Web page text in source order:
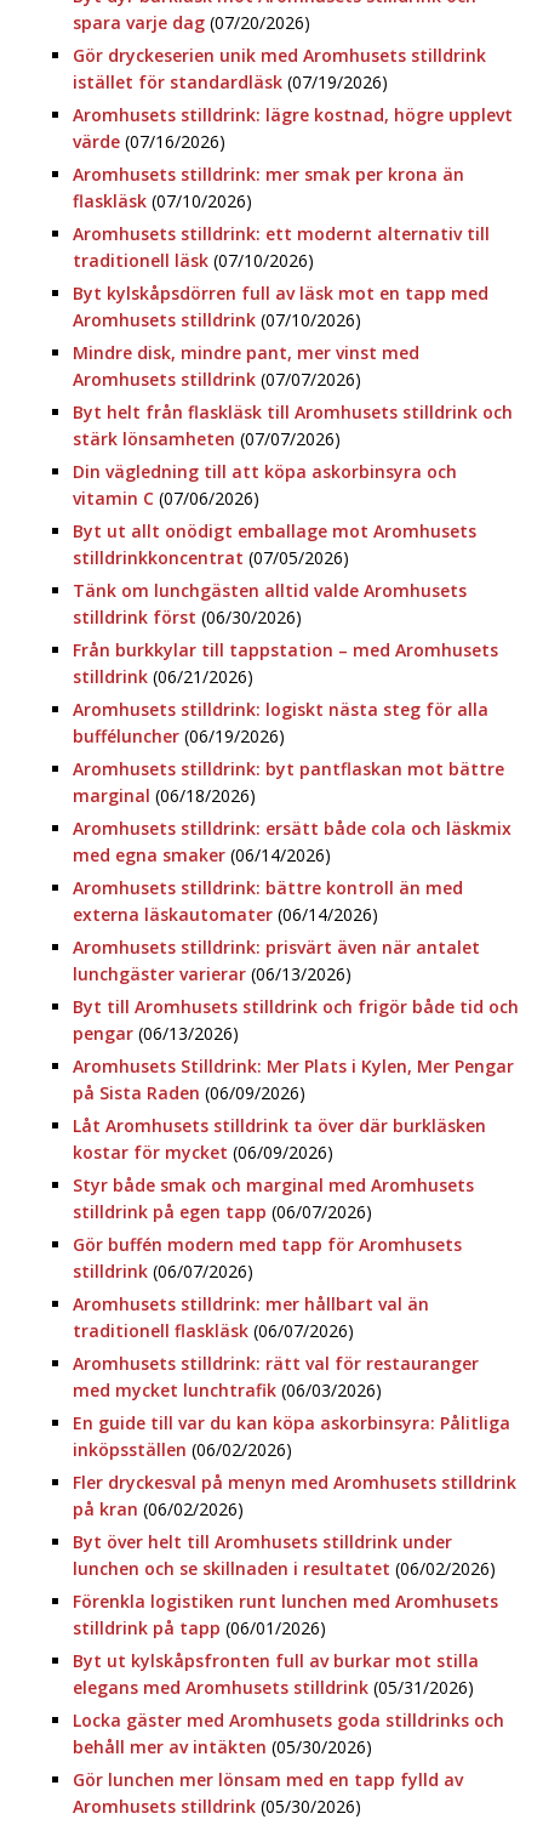
spara varje dag (07/20/2026)
Gör dryckeserien unik med Aromhusets stilldrink
istället för standardläsk (07/19/2026)
Aromhusets stilldrink: lägre kostnad, högre upplevt
värde (07/16/2026)
Aromhusets stilldrink: mer smak per krona än
flaskläsk (07/10/2026)
Aromhusets stilldrink: ett modernt alternativ till
traditionell läsk (07/10/2026)
Byt kylskåpsdörren full av läsk mot en tapp med
Aromhusets stilldrink (07/10/2026)
Mindre disk, mindre pant, mer vinst med
Aromhusets stilldrink (07/07/2026)
Byt helt från flaskläsk till Aromhusets stilldrink och
stärk lönsamheten (07/07/2026)
Din vägledning till att köpa askorbinsyra och
vitamin C (07/06/2026)
Byt ut allt onödigt emballage mot Aromhusets
stilldrinkkoncentrat (07/05/2026)
Tänk om lunchgästen alltid valde Aromhusets
stilldrink först (06/30/2026)
Från burkkylar till tappstation – med Aromhusets
stilldrink (06/21/2026)
Aromhusets stilldrink: logiskt nästa steg för alla
bufféluncher (06/19/2026)
Aromhusets stilldrink: byt pantflaskan mot bättre
marginal (06/18/2026)
Aromhusets stilldrink: ersätt både cola och läskmix
med egna smaker (06/14/2026)
Aromhusets stilldrink: bättre kontroll än med
externa läskautomater (06/14/2026)
Aromhusets stilldrink: prisvärt även när antalet
lunchgäster varierar (06/13/2026)
Byt till Aromhusets stilldrink och frigör både tid och
pengar (06/13/2026)
Aromhusets Stilldrink: Mer Plats i Kylen, Mer Pengar
på Sista Raden (06/09/2026)
Låt Aromhusets stilldrink ta över där burkläsken
kostar för mycket (06/09/2026)
Styr både smak och marginal med Aromhusets
stilldrink på egen tapp (06/07/2026)
Gör buffén modern med tapp för Aromhusets
stilldrink (06/07/2026)
Aromhusets stilldrink: mer hållbart val än
traditionell flaskläsk (06/07/2026)
Aromhusets stilldrink: rätt val för restauranger
med mycket lunchtrafik (06/03/2026)
En guide till var du kan köpa askorbinsyra: Pålitliga
inköpsställen (06/02/2026)
Fler dryckesval på menyn med Aromhusets stilldrink
på kran (06/02/2026)
Byt över helt till Aromhusets stilldrink under
lunchen och se skillnaden i resultatet (06/02/2026)
Förenkla logistiken runt lunchen med Aromhusets
stilldrink på tapp (06/01/2026)
Byt ut kylskåpsfronten full av burkar mot stilla
elegans med Aromhusets stilldrink (05/31/2026)
Locka gäster med Aromhusets goda stilldrinks och
behåll mer av intäkten (05/30/2026)
Gör lunchen mer lönsam med en tapp fylld av
Aromhusets stilldrink (05/30/2026)